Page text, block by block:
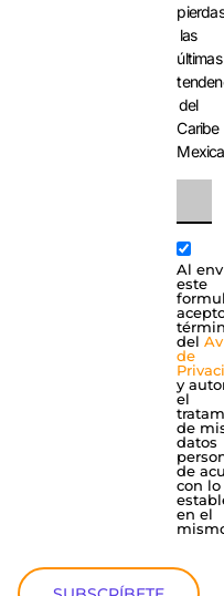
pierdas
las
últimas
del
Caribe
Al
este
del
de
y
el
de
datos
de
con lo
en el